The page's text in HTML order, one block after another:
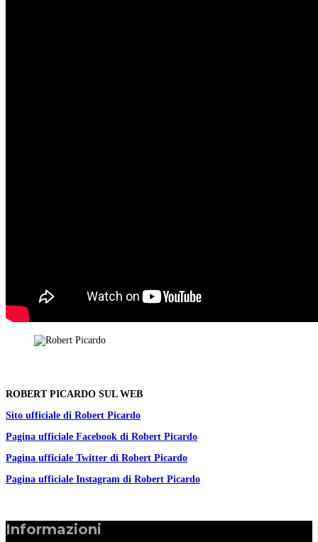
ROBERT PICARDO SUL WEB
Sito ufficiale di Robert Picardo
Pagina ufficiale Facebook di Robert Picardo
Pagina ufficiale Twitter di Robert Picardo
Pagina ufficiale Instagram di Robert Picardo
Informazioni